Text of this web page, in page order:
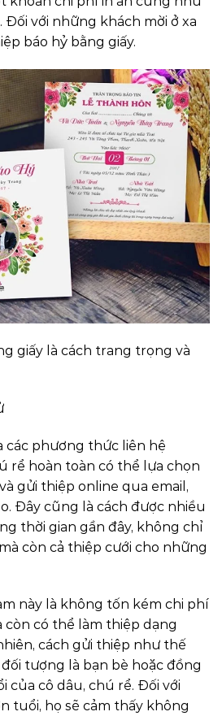
Đối với những khách mời ở xa
báo hỷ bằng giấy.
giấy là cách trang trọng và
các phương thức liên hệ
rể hoàn toàn có thể lựa chọn
gửi thiệp online qua email,
Đây cũng là cách được nhiều
thời gian gần đây, không chỉ
còn cả thiệp cưới cho những
này là không tốn kém chi phí
còn có thể làm thiệp dạng
cách gửi thiệp như thế
tượng là bạn bè hoặc đồng
của cô dâu, chú rể. Đối với
tuổi, họ sẽ cảm thấy không